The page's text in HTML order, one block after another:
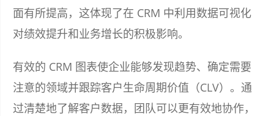
面有所提高，这体现了在 CRM 中利用数据可视化
对绩效提升和业务增长的积极影响。
有效的 CRM 图表使企业能够发现趋势、确定需要
注意的领域并跟踪客户生命周期价值（CLV）。通
过清楚地了解客户数据，团队可以更有效地协作，